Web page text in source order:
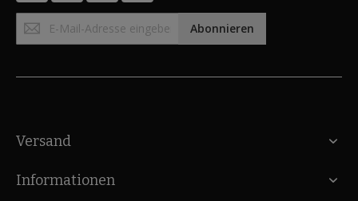
zum
Abonnieren
Versand
Informationen